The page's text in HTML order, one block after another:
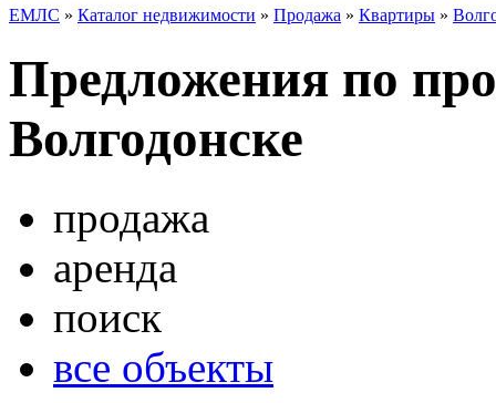
ЕМЛС » Каталог недвижимости » Продажа » Квартиры »
Предложения по
Волгодонске
продажа
аренда
поиск
все объекты